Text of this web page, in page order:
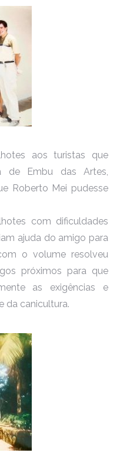
aos turistas que
de Embu das Artes,
Roberto Mei pudesse
com dificuldades
ajuda do amigo para
o volume resolveu
próximos para que
as exigências e
da canicultura.